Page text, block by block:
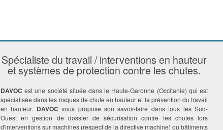
Spécialiste du travail / interventions en hauteur
et systèmes de protection contre les chutes.
DAVOC est une société située dans le Haute-Garonne (Occitanie) qui est
spécialisée dans les risques de chute en hauteur et la prévention du travail
en hauteur. DAVOC vous propose son savoir-faire dans tous les Sud-
Ouest en gestion de dossier de sécurisation contre les chutes lors
d'interventions sur machines (respect de la directive machine) ou bâtiments